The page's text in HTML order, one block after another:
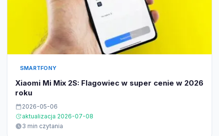
SMARTFONY
Xiaomi Mi Mix 2S: Flagowiec w super cenie w 2026
roku
2026-05-06
aktualizacja 2026-07-08
3 min czytania